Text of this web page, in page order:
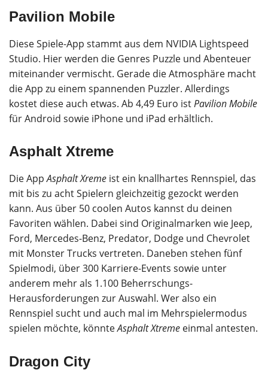
Pavilion Mobile
Diese Spiele-App stammt aus dem NVIDIA Lightspeed
Studio. Hier werden die Genres Puzzle und Abenteuer
miteinander vermischt. Gerade die Atmosphäre macht
die App zu einem spannenden Puzzler. Allerdings
kostet diese auch etwas. Ab 4,49 Euro istPavilion Mobile
für Android sowie iPhone und iPad erhältlich.
Asphalt Xtreme
Die AppAsphalt Xreme ist ein knallhartes Rennspiel, das
mit bis zu acht Spielern gleichzeitig gezockt werden
kann. Aus über 50 coolen Autos kannst du deinen
Favoriten wählen. Dabei sind Originalmarken wie Jeep,
Ford, Mercedes-Benz, Predator, Dodge und Chevrolet
mit Monster Trucks vertreten. Daneben stehen fünf
Spielmodi, über 300 Karriere-Events sowie unter
anderem mehr als 1.100 Beherrschungs-
Herausforderungen zur Auswahl. Wer also ein
Rennspiel sucht und auch mal im Mehrspielermodus
spielen möchte, könnteAsphalt Xtreme einmal antesten.
Dragon City